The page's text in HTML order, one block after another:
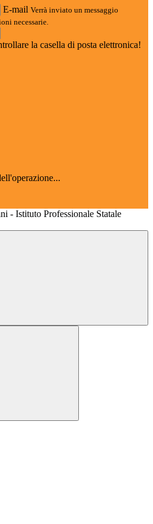
E-mail Verrà inviato un messaggio
necessarie.
la casella di posta elettronica!